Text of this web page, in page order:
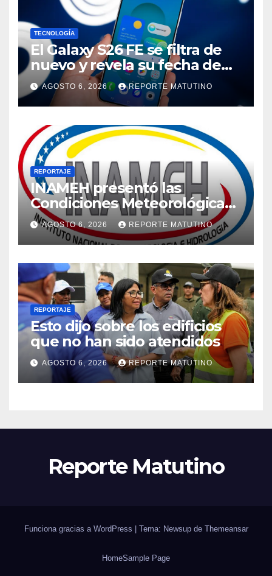
TECNOLOGÍA
El Galaxy S26 FE se filtra de
nuevo y revela su fecha de
lanzamiento
AGOSTO 6, 2026 REPORTE MATUTINO
REPORTAJE
INAMEH presentó las
Condiciones Meteorológicas
para las próximas 24 horas,
de este jueves 6 de agosto
2026
AGOSTO 6, 2026 REPORTE MATUTINO
REPORTAJE
Esto dijo sobre los edificios
que no han sido atendidos
AGOSTO 6, 2026 REPORTE MATUTINO
Reporte Matutino
Funciona gracias a WordPress | Tema: Newsup de Themeansar
HomeSample Page